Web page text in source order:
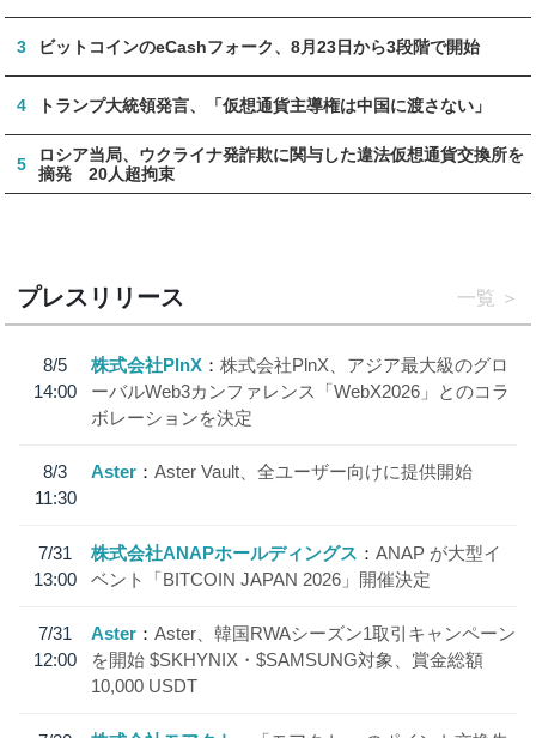
3 ビットコインのeCashフォーク、8月23日から3段階で開始
4 トランプ大統領発言、「仮想通貨主導権は中国に渡さない」
5
ロシア当局、ウクライナ発詐欺に関与した違法仮想通貨交換所を
摘発 20人超拘束
プレスリリース 一覧
8/5
14:00
株式会社PlnX
株式会社PlnX、アジア最大級のグロ
ーバルWeb3カンファレンス「WebX2026」とのコラ
ボレーションを決定
8/3
11:30
Aster Aster Vault、全ユーザー向けに提供開始
7/31
13:00
株式会社ANAPホールディングス
ANAP が大型イ
ベント「BITCOIN JAPAN 2026」開催決定
7/31
12:00
Aster
Aster、韓国RWAシーズン1取引キャンペーン
を開始 $SKHYNIX・$SAMSUNG対象、賞金総額
10,000 USDT